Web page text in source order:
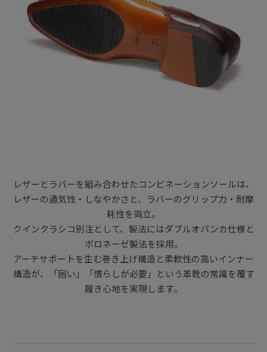
レザーとラバーを組み合わせたコンビネーションソールは、
レザーの通気性・しなやかさと、ラバーのグリップ力・耐摩
耗性を両立。
クインクラシコ別注として、製法にはダブルオパンカ仕様と
ボロネーゼ製法を採用。
アーチサポートを生む巻き上げ構造と柔軟性の高いインナー
構造が、「固い」「慣らしが必要」という革靴の常識を覆す
履き心地を実現します。